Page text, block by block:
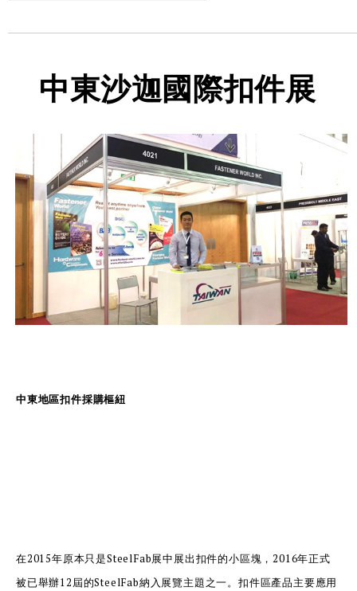
中東沙迦國際扣件展
中東地區扣件採購樞紐
在2015年原本只是SteelFab展中展出扣件的小區塊，2016年正式
被已舉辦12屆的SteelFab納入展覽主題之一。扣件區產品主要應用